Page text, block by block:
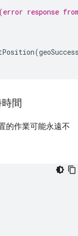
response
(
間
的作業可能永遠不